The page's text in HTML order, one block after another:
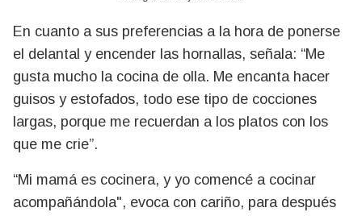
En cuanto a sus preferencias a la hora de ponerse
el delantal y encender las hornallas, señala: “Me
gusta mucho la cocina de olla. Me encanta hacer
guisos y estofados, todo ese tipo de cocciones
largas, porque me recuerdan a los platos con los
que me crie”.
“Mi mamá es cocinera, y yo comencé a cocinar
acompañándola", evoca con cariño, para después